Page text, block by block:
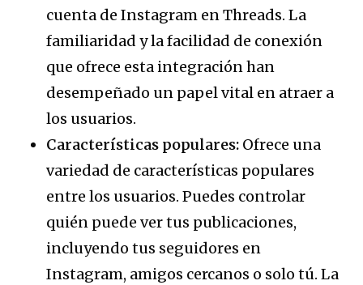
cuenta de Instagram en Threads. La
familiaridad y la facilidad de conexión
que ofrece esta integración han
desempeñado un papel vital en atraer a
los usuarios.
Características populares: Ofrece una
variedad de características populares
entre los usuarios. Puedes controlar
quién puede ver tus publicaciones,
incluyendo tus seguidores en
Instagram, amigos cercanos o solo tú. La